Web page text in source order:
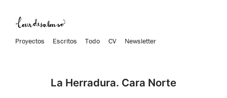
Proyectos Escritos Todo CV Newsletter
La Herradura. Cara Norte